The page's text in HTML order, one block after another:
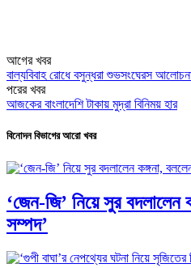
আগের খবর
বাল্যবিবাহ রোধে বসুন্ধরা শুভসংঘেরস
পরের খবর
আজকের বাংলাদেশি টাকায় মুদ্রা বিনিময় হার
বিনোদন বিভাগের আরো খবর
‘জেন-জি’ নিয়ে সুর বদলালেন
সম্পদ’